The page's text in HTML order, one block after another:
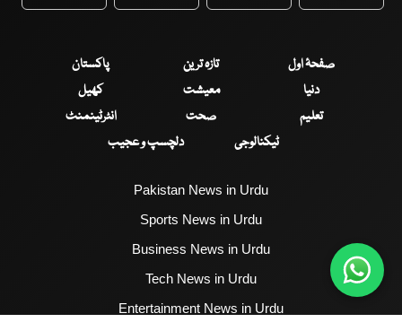
WhatsApp Twitter Facebook
صفحۂ اول تازہ ترین
پاکستان
دنیا
معیشت
کھیل
تعلیم
صحت
انٹرٹینمنٹ
ٹیکنالوجی
دلچسپ و عجیب
Pakistan News in Urdu
Sports News in Urdu
Business News in Urdu
Tech News in Urdu
Entertainment News in Urdu